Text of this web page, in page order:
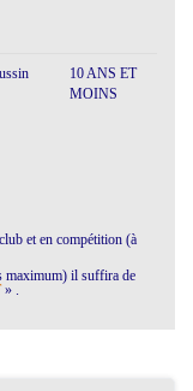
10 ANS ET
MOINS
et en compétition (à
maximum) il suffira de
» .